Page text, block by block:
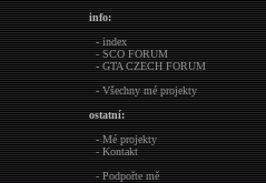
info:
- index
- SCO FORUM
- GTA CZECH FORUM
- Všechny mé projekty
ostatní:
- Mé projekty
- Kontakt
- Podpořte mě